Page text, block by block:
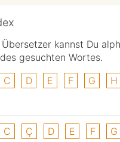
kannst Du
gesuchten Wortes.
C D E F G H
C Ç D E F G